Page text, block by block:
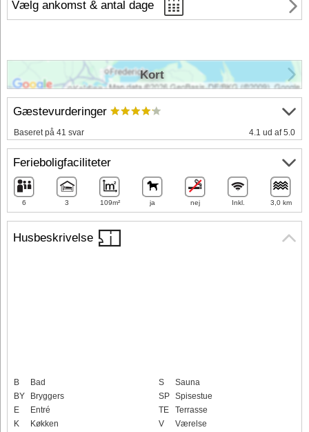
Vælg ankomst & antal dage
Husbeskrivelse
B
Bad
BY
Bryggers
E
Entré
K
Køkken
S
Sauna
SP Spisestue
TE
Terrasse
V
Værelse
Gæstevurderinger
Baseret på 41 svar 4.1 ud af 5.0
Ferieboligfaciliteter
6 3 109m² ja nej Inkl. 3,0 km
Kort